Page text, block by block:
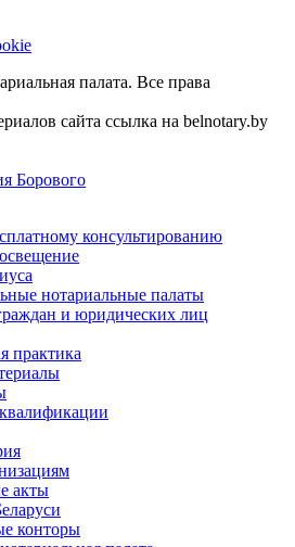
палата. Все права
сайта ссылка на belnotary.by
Борового
консультированию
нотариальные палаты
и юридических лиц
практика
акты
конторы